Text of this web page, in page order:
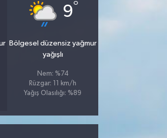
9°
Bölgesel düzensiz yağmur
yağışlı
Nem: %74
Rüzgar: 11 km/h
Yağış Olasılığı: %89